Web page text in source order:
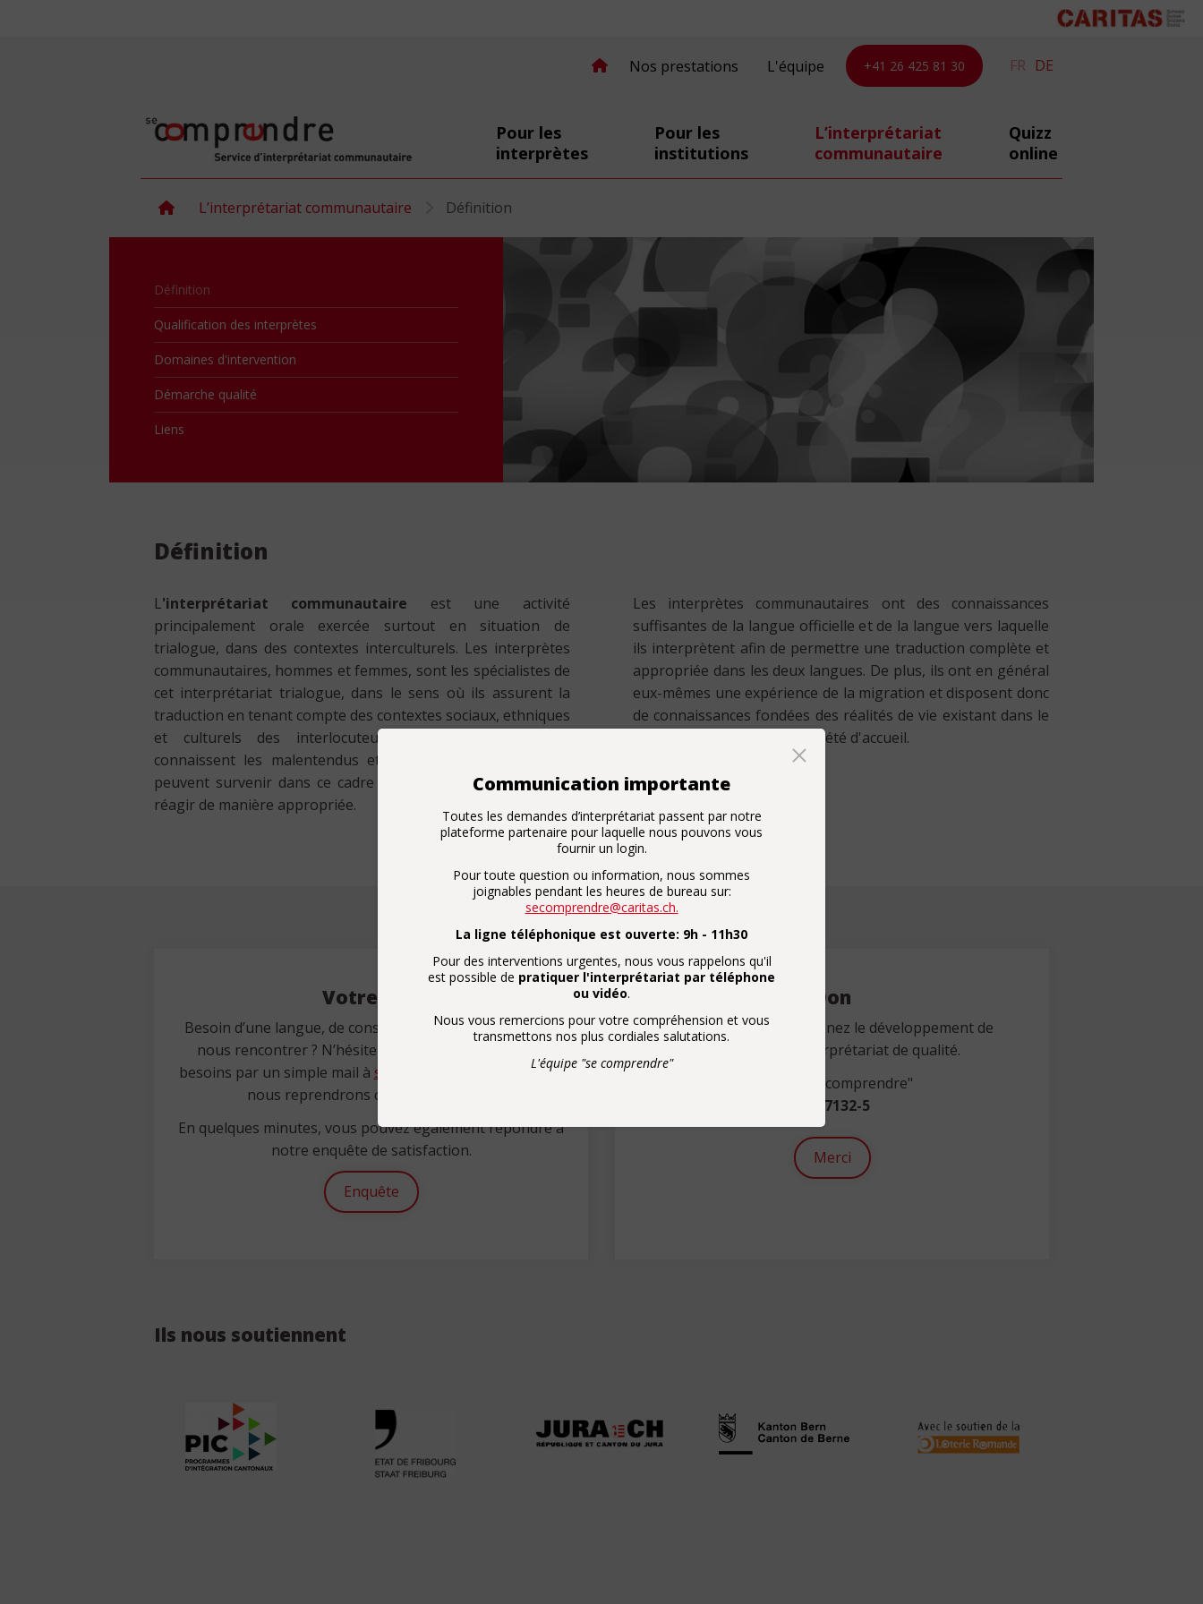
Communication importante
Toutes les demandes d’interprétariat passent par notre
plateforme partenaire pour laquelle nous pouvons vous
fournir un login.
Pour toute question ou information, nous sommes
joignables pendant les heures de bureau sur:
secomprendre@caritas.ch.
La ligne téléphonique est ouverte: 9h - 11h30
Pour des interventions urgentes, nous vous rappelons qu'il
est possible de pratiquer l'interprétariat par téléphone
ou vidéo.
Nous vous remercions pour votre compréhension et vous
transmettons nos plus cordiales salutations.
L'équipe "se comprendre"
Nos prestations L'équipe +41 26 425 81 30 FR DE
secomprendre.ch
Pour les
interprètes
Pour les
institutions
L’interprétariat
communautaire
Quizz
online
L’interprétariat communautaire Définition
Définition
Qualification des interprètes
Domaines d'intervention
Démarche qualité
Liens
Définition
L'interprétariat communautaire est une activité
principalement orale exercée surtout en situation de
trialogue, dans des contextes interculturels. Les interprètes
communautaires, hommes et femmes, sont les spécialistes de
cet interprétariat trialogue, dans le sens où ils assurent la
traduction en tenant compte des contextes sociaux, ethniques
et culturels des interlocuteur·trice·s en présence. Ils
connaissent les malentendus et les conflits potentiels qui
peuvent survenir dans ce cadre et savent, le cas échéant, y
réagir de manière appropriée.
Les interprètes communautaires ont des connaissances
suffisantes de la langue officielle et de la langue vers laquelle
ils interprètent afin de permettre une traduction complète et
appropriée dans les deux langues. De plus, ils ont en général
eux-mêmes une expérience de la migration et disposent donc
de connaissances fondées des réalités de vie existant dans le
pays d'origine et dans la société d'accueil.
Votre avis
Besoin d’une langue, de conseils, d’une in-formation, de
nous rencontrer ? N’hésitez pas à nous signaler vos
besoins par un simple mail à secomprendre@caritas.chet
nous reprendrons contact avec vous.
En quelques minutes, vous pouvez également répondre à
notre enquête de satisfaction.
Enquête
Don
Par un don, vous soutenez le développement de
prestations d'interprétariat de qualité.
CCP de "se comprendre"
01-67132-5
Merci
Ils nous soutiennent